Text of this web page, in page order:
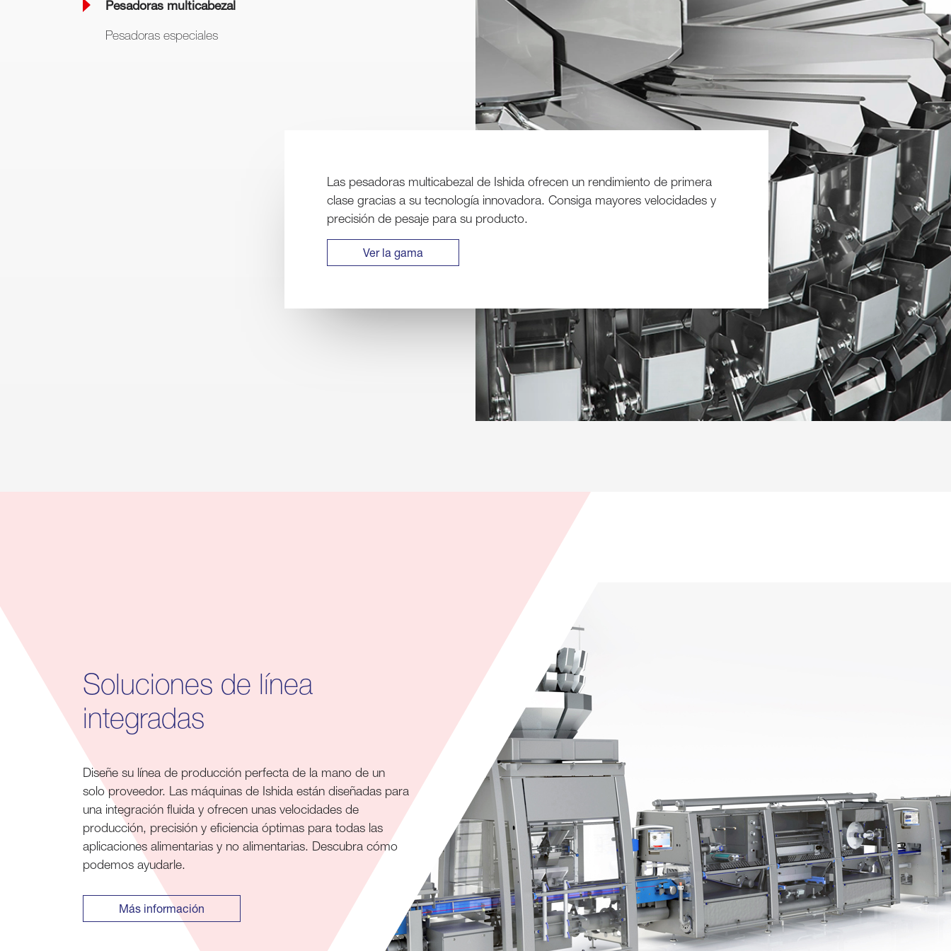
Pesadoras multicabezal
Pesadoras especiales
Las pesadoras multicabezal de Ishida ofrecen un rendimiento de primera
clase gracias a su tecnología innovadora. Consiga mayores velocidades y
precisión de pesaje para su producto.
Ver la gama
Soluciones de línea
integradas
Diseñe su línea de producción perfecta de la mano de un
solo proveedor. Las máquinas de Ishida están diseñadas para
una integración fluida y ofrecen unas velocidades de
producción, precisión y eficiencia óptimas para todas las
aplicaciones alimentarias y no alimentarias. Descubra cómo
podemos ayudarle.
Más información